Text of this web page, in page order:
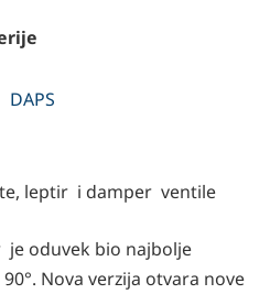
leptir i damper ventile
oduvek bio najbolje
Nova verzija otvara nove